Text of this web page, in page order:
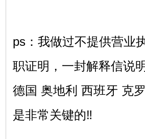
ps：我做过不提供营业
职证明，一封解释信说
德国 奥地利 西班牙 克
是非常关键的‼